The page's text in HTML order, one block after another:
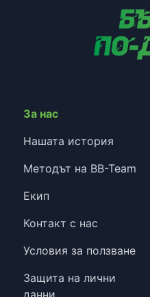
За нас
Нашата история
Методът на BB-Team
Екип
Контакт с нас
Условия за ползване
Защита на лични
данни